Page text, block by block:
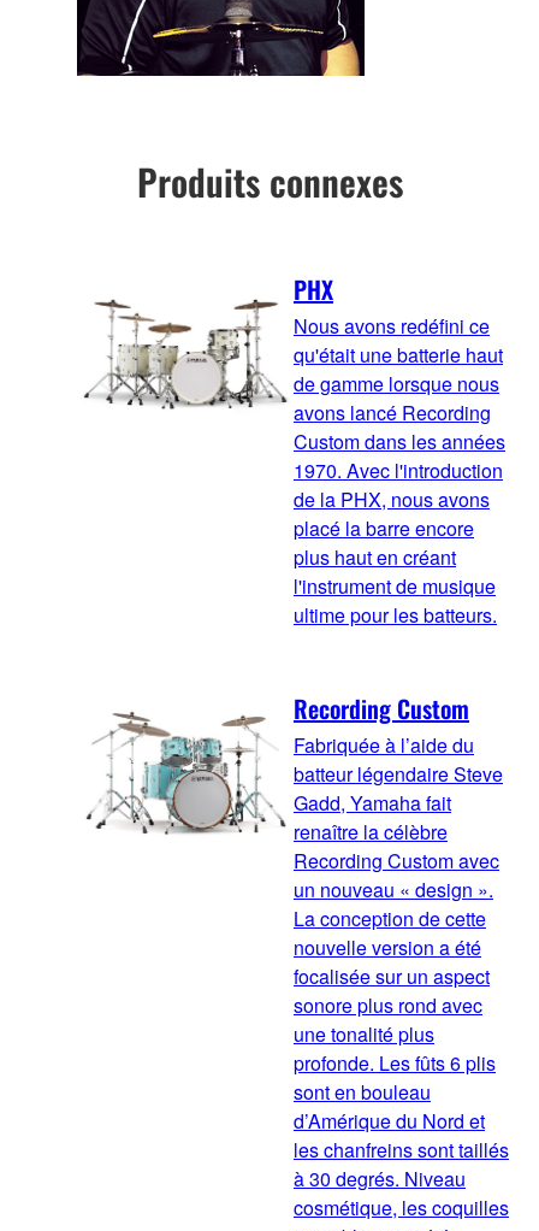
Produits connexes
PHX
Nous avons redéfini ce
qu'était une batterie haut
de gamme lorsque nous
avons lancé Recording
Custom dans les années
1970. Avec l'introduction
de la PHX, nous avons
placé la barre encore
plus haut en créant
l'instrument de musique
ultime pour les batteurs.
Recording Custom
Fabriquée à l’aide du
batteur légendaire Steve
Gadd, Yamaha fait
renaître la célèbre
Recording Custom avec
un nouveau « design ».
La conception de cette
nouvelle version a été
focalisée sur un aspect
sonore plus rond avec
une tonalité plus
profonde. Les fûts 6 plis
sont en bouleau
d’Amérique du Nord et
les chanfreins sont taillés
à 30 degrés. Niveau
cosmétique, les coquilles